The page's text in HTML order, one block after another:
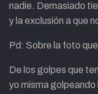
nadie. Demasiado
y la exclusión a que
Pd: Sobre la foto
De los golpes que
yo misma